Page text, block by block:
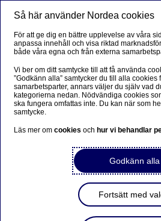
Så här använder Nordea cookies
För att ge dig en bättre upplevelse av våra
anpassa innehåll och visa riktad
både våra egna och från externa
Vi ber om ditt samtycke till att få använda
”Godkänn alla” samtycker du till alla
samarbetsparter, annars väljer du själv vad
kategorierna nedan. Nödvändiga cookies
ska fungera omfattas inte. Du kan när som
samtycke.
Läs mer omcookiesoch hur vi behandlar
Godkänn alla
Fortsätt med